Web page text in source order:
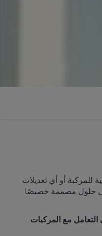
للمركبة أو أي تعديلات
حلول مصممة خصيصًا
في التعامل مع المركبات